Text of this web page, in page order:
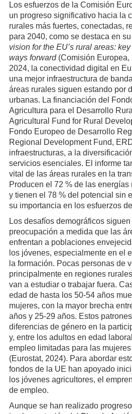
Los esfuerzos de la Comisión
un progreso significativo hacia la
rurales más fuertes, conectadas,
para 2040, como se destaca en
vision for the EU’s rural areas:
ways forward(Comisión Europea,
2024, la conectividad digital en
una mejor infraestructura de
áreas rurales siguen estando por
urbanas. La financiación del
Agricultura para el Desarrollo
Agricultural Fund for Rural
Fondo Europeo de Desarrollo
Regional Development Fund,
infraestructuras, a la
servicios esenciales. El informe
vital de las áreas rurales en la
Producen el 72 % de las
y tienen el 78 % del potencial sin
su importancia en los esfuerzos
Los desafíos demográficos
preocupación a medida que las
enfrentan a poblaciones
los jóvenes, especialmente en el
la formación. Pocas personas de
principalmente en regiones
van a estudiar o trabajar fuera.
edad de hasta los 50-54 años
mujeres, con la mayor brecha
años y 25-29 años. Estos
diferencias de género en la
y, entre los adultos en edad
empleo limitadas para las
(Eurostat, 2024). Para abordar
fondos de la UE han apoyado
los jóvenes agricultores, el
de empleo.
Aunque se han realizado